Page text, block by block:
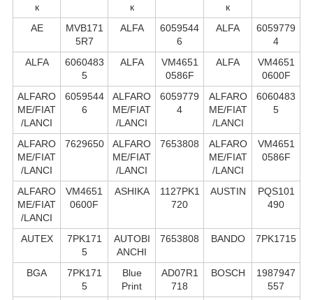
к
к
к
AE
MVB171
5R7
ALFA
6059544
6
ALFA
6059779
4
ALFA
6060483
5
ALFA
VM4651
0586F
ALFA
VM4651
0600F
ALFARO
ME/FIAT
/LANCI
6059544
6
ALFARO
ME/FIAT
/LANCI
6059779
4
ALFARO
ME/FIAT
/LANCI
6060483
5
ALFARO
ME/FIAT
/LANCI
7629650
ALFARO
ME/FIAT
/LANCI
7653808
ALFARO
ME/FIAT
/LANCI
VM4651
0586F
ALFARO
ME/FIAT
/LANCI
VM4651
0600F
ASHIKA
1127PK1
720
AUSTIN
PQS101
490
AUTEX
7PK171
5
AUTOBI
ANCHI
7653808 BANDO 7PK1715
BGA
7PK171
5
Blue
Print
AD07R1
718
BOSCH
1987947
557